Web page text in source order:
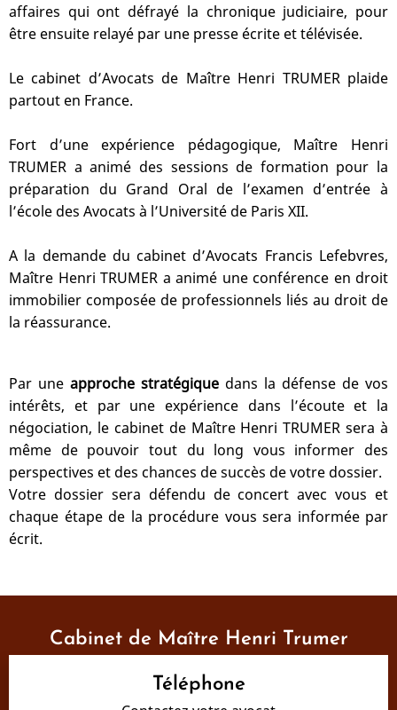
affaires qui ont défrayé la chronique judiciaire, pour
être ensuite relayé par une presse écrite et télévisée.
Le cabinet d’Avocats de Maître Henri TRUMER plaide
partout en France.
Fort d’une expérience pédagogique, Maître Henri
TRUMER a animé des sessions de formation pour la
préparation du Grand Oral de l’examen d’entrée à
l’école des Avocats à l’Université de Paris XII.
A la demande du cabinet d’Avocats Francis Lefebvres,
Maître Henri TRUMER a animé une conférence en droit
immobilier composée de professionnels liés au droit de
la réassurance.
Par une approche stratégique dans la défense de vos
intérêts, et par une expérience dans l’écoute et la
négociation, le cabinet de Maître Henri TRUMER sera à
même de pouvoir tout du long vous informer des
perspectives et des chances de succès de votre dossier.
Votre dossier sera défendu de concert avec vous et
chaque étape de la procédure vous sera informée par
écrit.
Cabinet de Maître Henri Trumer
Téléphone